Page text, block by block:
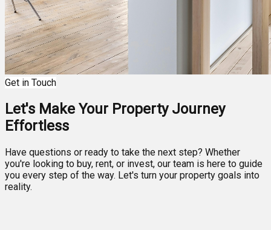
Get in Touch
Let's Make Your Property Journey
Effortless
Have questions or ready to take the next step? Whether
you're looking to buy, rent, or invest, our team is here to guide
you every step of the way. Let's turn your property goals into
reality.